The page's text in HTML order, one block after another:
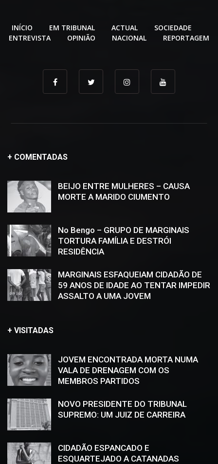
INÍCIO EM TRIBUNAL ACTUAL
SOCIEDADE
ENTREVISTA
OPINIÃO NACIONAL REPORTAGEM
+ COMENTADAS
BEIJO ENTRE MULHERES – CAUSA
MORTE A MARIDO CIUMENTO
No Bengo – GRUPO DE MARGINAIS
TORTURA FAMÍLIA E DESTRÓI
RESIDÊNCIA
MARGINAIS ESFAQUEIAM CIDADÃO DE
59 ANOS DE IDADE AO TENTAR IMPEDIR
ASSALTO A UMA JOVEM
+ VISITADAS
JOVEM ENCONTRADA MORTA NUMA
VALA DE DRENAGEM COM OS
MEMBROS PARTIDOS
NOVO PRESIDENTE DO TRIBUNAL
SUPREMO: UM JUIZ DE CARREIRA
CIDADÃO ESPANCADO E
ESQUARTEJADO A CATANADAS